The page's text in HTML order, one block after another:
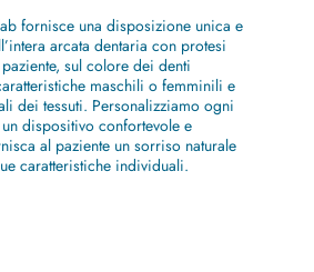
fornisce una disposizione unica e
arcata dentaria con protesi
paziente, sul colore dei denti
maschili o femminili e
dei tessuti. Personalizziamo ogni
dispositivo confortevole e
al paziente un sorriso naturale
caratteristiche individuali.